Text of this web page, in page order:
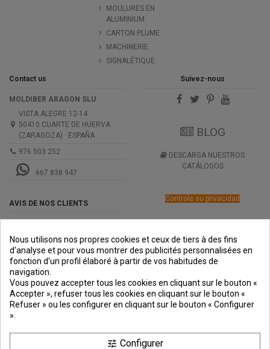
MOULURES EN
ALUMINIUM
CARTON PLUME
MACHINERIE
SIGNALÉTIQUE
Contact us
MOLDIBER ARAGON SLU
VISTA ALEGRE 12-14
50410 CUARTE DE HUERVA
(ZARAGOZA) · ESPAÑA
976 503 252
667 838 947
AVIS DE NOS CLIENTS
Suivez-nous
BLOG
DESCARGA NUESTROS
CATÁLOGOS
Controle su privacidad
PREMIOS
DE PAGO
SEGURO
Nous utilisons nos propres cookies et ceux de tiers à des fins
d'analyse et pour vous montrer des publicités personnalisées en
fonction d'un profil élaboré à partir de vos habitudes de
navigation.
Vous pouvez accepter tous les cookies en cliquant sur le bouton «
Accepter », refuser tous les cookies en cliquant sur le bouton «
Refuser » ou les configurer en cliquant sur le bouton « Configurer
».
tune Configurer